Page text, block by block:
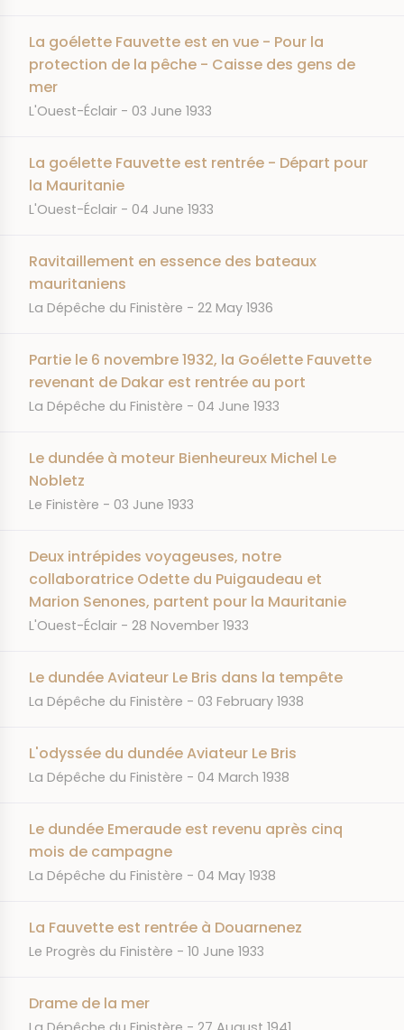
La goélette Fauvette est en vue - Pour la
protection de la pêche - Caisse des gens de
mer
JOURNAL
L'Ouest-Éclair DATE
03 June 1933
La goélette Fauvette est rentrée - Départ pour
la Mauritanie
JOURNAL
L'Ouest-Éclair DATE
04 June 1933
Ravitaillement en essence des bateaux
mauritaniens
JOURNAL
La Dépêche du Finistère DATE
22 May 1936
Partie le 6 novembre 1932, la Goélette Fauvette
revenant de Dakar est rentrée au port
JOURNAL
La Dépêche du Finistère DATE
04 June 1933
Le dundée à moteur Bienheureux Michel Le
Nobletz
JOURNAL
Le Finistère DATE
03 June 1933
Deux intrépides voyageuses, notre
collaboratrice Odette du Puigaudeau et
Marion Senones, partent pour la Mauritanie
JOURNAL
L'Ouest-Éclair DATE
28 November 1933
Le dundée Aviateur Le Bris dans la tempête
JOURNAL
La Dépêche du Finistère DATE
03 February 1938
L'odyssée du dundée Aviateur Le Bris
JOURNAL
La Dépêche du Finistère DATE
04 March 1938
Le dundée Emeraude est revenu après cinq
mois de campagne
JOURNAL
La Dépêche du Finistère DATE
04 May 1938
La Fauvette est rentrée à Douarnenez
JOURNAL
Le Progrès du Finistère DATE
10 June 1933
Drame de la mer
JOURNAL DATE